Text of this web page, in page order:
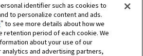
identifier such as cookies to
to personalize content and ads.
" to see more details about how we
retention period of each cookie. We
about your use of our
and advertising partners,